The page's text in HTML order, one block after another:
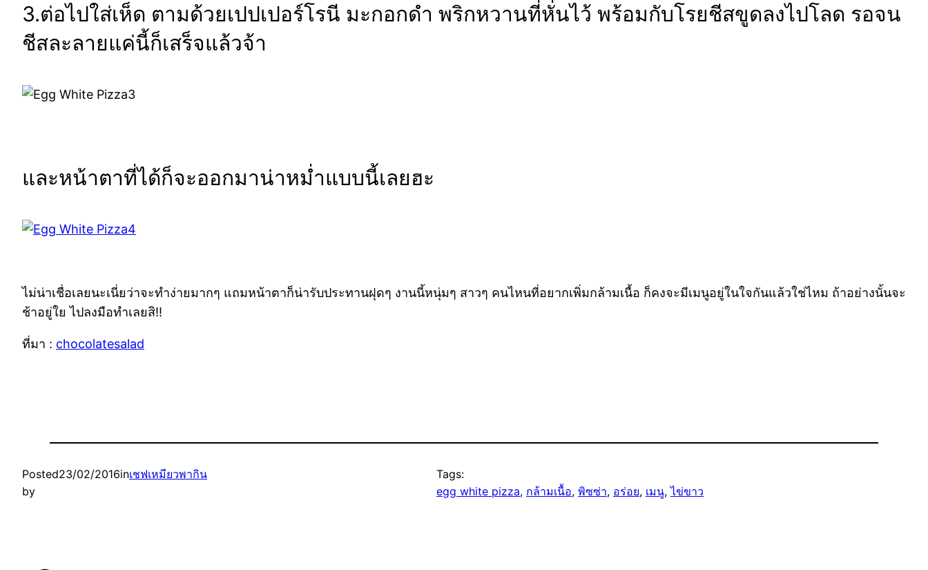
3.ต่อไปใส่เห็ด ตามด้วยเปปเปอร์โรนี มะกอกดำ พริกหวานที่หั่นไว้ พร้อมกับโรยชีสขูดลงไปโลด รอจน
ชีสละลายแค่นี้ก็เสร็จแล้วจ้า
และหน้าตาที่ได้ก็จะออกมาน่าหม่ำแบบนี้เลยฮะ
ไม่น่าเชื่อเลยนะเนี่ยว่าจะทำง่ายมากๆ แถมหน้าตาก็น่ารับประทานฝุดๆ งานนี้หนุ่มๆ สาวๆ คนไหนที่อยากเพิ่มกล้ามเนื้อ ก็คงจะมีเมนูอยู่ในใจกันแล้วใช่ไหม ถ้าอย่างนั้นจะ
ช้าอยู่ใย ไปลงมือทำเลยสิ!!
ที่มา : chocolatesalad
Posted23/02/2016inเชฟเหมียวพากิน
by
Tags:
egg white pizza, กล้ามเนื้อ, พิซซ่า, อร่อย, เมนู, ไข่ขาว